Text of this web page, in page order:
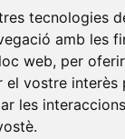
tecnologies
amb les
web, per
el vostre interès
les
.
Barcelona •
Universitat de
•Universitat